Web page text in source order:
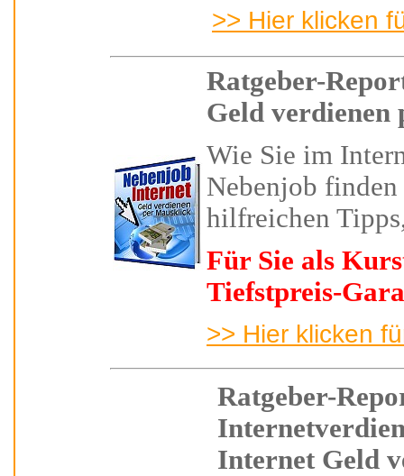
>> Hier klicken
Ratgeber-
Geld
Wie Sie im
Nebenjob
hilfreichen
Für Sie als
Tiefstpreis-
>> Hier klicken
Ratgeber-
Internet Geld